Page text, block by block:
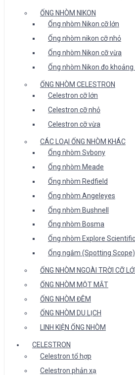
ỐNG NHÒM NIKON
Ống nhòm Nikon cỡ lớn
Ống nhòm nikon cỡ nhỏ
Ống nhòm Nikon cỡ vừa
Ống nhòm Nikon đo khoảng
ỐNG NHÒM CELESTRON
Celestron cỡ lớn
Celestron cỡ nhỏ
Celestron cỡ vừa
CÁC LOẠI ỐNG NHÒM KHÁC
Ống nhòm Svbony
Ống nhòm Meade
Ống nhòm Redfield
Ống nhòm Angeleyes
Ống nhòm Bushnell
Ống nhòm Bosma
Ống nhòm Explore Scientific
Ống ngắm (Spotting Scope)
ỐNG NHÒM NGOÀI TRỜI CỠ
ỐNG NHÒM MỘT MẮT
ỐNG NHÒM ĐÊM
ỐNG NHÒM DU LỊCH
LINH KIỆN ỐNG NHÒM
CELESTRON
Celestron tổ hợp
Celestron phản xạ